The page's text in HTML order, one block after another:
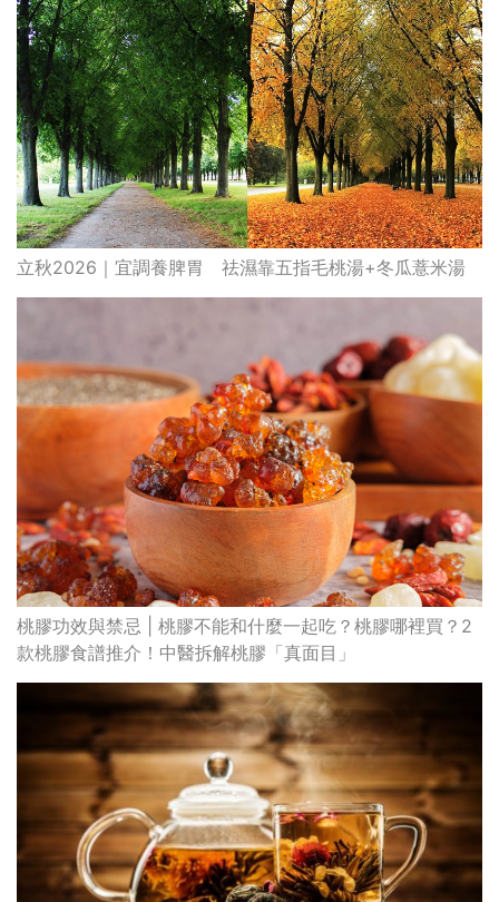
立秋2026｜宜調養脾胃 祛濕靠五指毛桃湯+冬瓜薏米湯
桃膠功效與禁忌 | 桃膠不能和什麼一起吃？桃膠哪裡買？2
款桃膠食譜推介！中醫拆解桃膠「真面目」